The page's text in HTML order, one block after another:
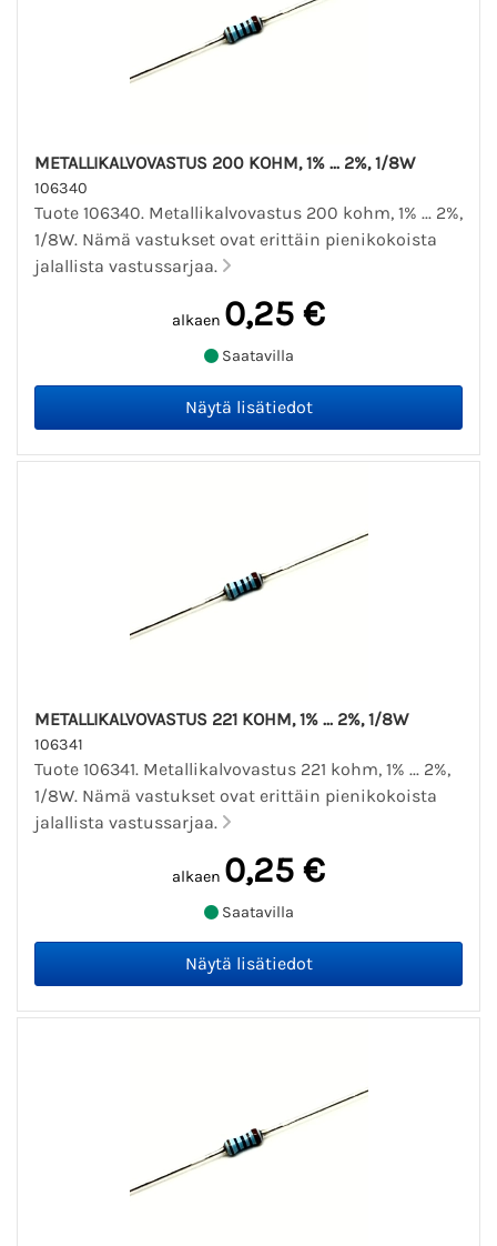
METALLIKALVOVASTUS 200 KOHM, 1% ... 2%, 1/8W
106340
Tuote 106340. Metallikalvovastus 200 kohm, 1% ... 2%,
1/8W. Nämä vastukset ovat erittäin pienikokoista
jalallista vastussarjaa.
alkaen 0,25 €
Saatavilla
METALLIKALVOVASTUS 221 KOHM, 1% ... 2%, 1/8W
106341
Tuote 106341. Metallikalvovastus 221 kohm, 1% ... 2%,
1/8W. Nämä vastukset ovat erittäin pienikokoista
jalallista vastussarjaa.
alkaen 0,25 €
Saatavilla